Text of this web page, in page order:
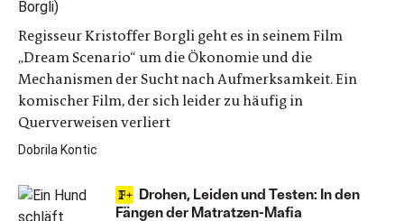
Regisseur Kristoffer Borgli geht es in seinem Film
„Dream Scenario“ um die Ökonomie und die
Mechanismen der Sucht nach Aufmerksamkeit. Ein
komischer Film, der sich leider zu häufig in
Querverweisen verliert
Dobrila Kontic
Drohen, Leiden und Testen: In den
Fängen der Matratzen-Mafia